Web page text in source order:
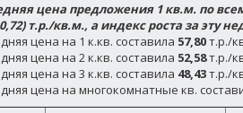
цена предложения 1 кв.м. по
т.р./кв.м., а индекс роста за эту
цена на 1 к.кв. составила 57,80т.р./
цена на 2 к.кв. составила 52,58т.р./
цена на 3 к.кв. составила 48,43т.р./
цена на многокомнатные кв.